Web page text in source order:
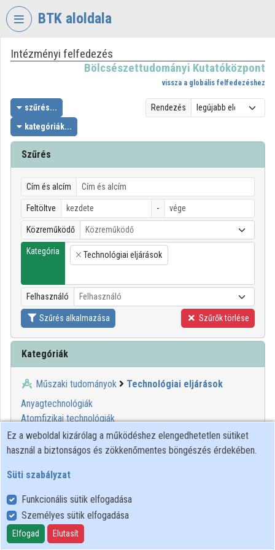
Fejléc kihagyása
BTK aloldala
VIDEOTORIUM
KUTATÓKÖZPONT
Intézményi kezdőlap
Bejelentkezés
Intézményi felfedezés
Kategóriák
Intézményi listák
Intézmények
Közreműködők
Intézményi felfedezés
Bölcsészettudományi Kutatóközpont
vissza a globális felfedezéshez
szűrés...
kategóriák...
Rendezés
Szűrés
Cím és alcím
Feltöltve -
Közreműködő Közreműködő
Kategória
×
Technológiai eljárások
Felhasználó Felhasználó
Szűrés alkalmazása Szűrők törlése
Kategóriák
Műszaki tudományok
Technológiai eljárások
Anyagtechnológiák
Atomfizikai technológiák
Bányászat
Biotechnológia
Energetikai technológiák
Grafikai módszerek
Gyártástechnológia
Haditechnika
Ez a weboldal kizárólag a működéshez elengedhetetlen sütiket
használ a biztonságos és zökkenőmentes böngészés érdekében.
Süti szabályzat
Funkcionális sütik elfogadása
Személyes sütik elfogadása
Elfogad Elutasít